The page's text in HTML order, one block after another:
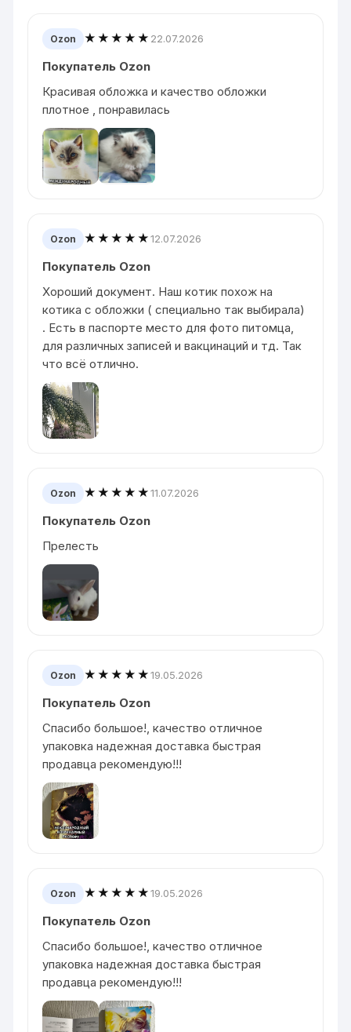
Ozon ★★★★★ 22.07.2026
Покупатель Ozon
Красивая обложка и качество обложки
плотное , понравилась
Ozon ★★★★★12.07.2026
Покупатель Ozon
Хороший документ. Наш котик похож на
котика с обложки ( специально так выбирала)
. Есть в паспорте место для фото питомца,
для различных записей и вакцинаций и тд. Так
что всё отлично.
Ozon ★★★★★11.07.2026
Покупатель Ozon
Прелесть
Ozon ★★★★★19.05.2026
Покупатель Ozon
Спасибо большое!, качество отличное
упаковка надежная доставка быстрая
продавца рекомендую!!!
Ozon ★★★★★19.05.2026
Покупатель Ozon
Спасибо большое!, качество отличное
упаковка надежная доставка быстрая
продавца рекомендую!!!